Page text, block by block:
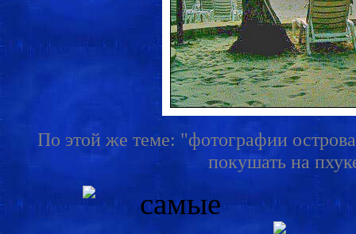
По этой же теме: "фотографии
покушать на